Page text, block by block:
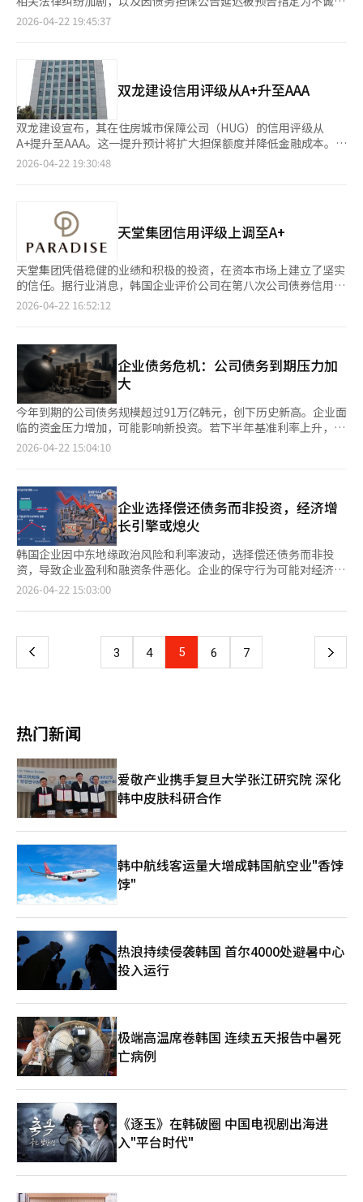
韩元，创下历史新高。金融当局为管理家庭债务，将卡公司家庭贷
款余额的增长率限制在1%至1.5%之间，远低于去年的目标。卡公
内人士指出，这种政策组合对盈利和资产管理构成了压力。尤其是
在银行贷款门槛提高的情况下，中低信用者的资金需求流向卡公
司，如果卡贷也受到限制，卡公司的贷款供应能力可能会受到影
响。尽管金融当局计划通过提供激励措施来推动中利率贷款的扩
大，但业内人士认为，在已经增加贷款的情况下，额外的激励效果
有限。一位卡公司关系人表示：“中利率贷款已经按照政策方向扩
大，如果同时限制卡贷，贷款运作将变得困难。”
公告公司，投资者情绪受到严重影响。根据韩国交易所的信息，截
集团结构的法律风险。STX集团的或有债务风险可能会成为现实。
STX绿色物流曾在2023年11月29日至2024年11月30日期间，为最
大股东的特殊关系人STX的贷款提供了1857亿韩元的债务担保。公
司于2023年9月1日从STX分立成立，根据公司法，与STX共同承担
分立前债务的连带责任。同时，STX绿色物流向首尔南部地方法院
对韩国产业银行提起了“债务不存在确认诉讼”，请求法院确认
2024年11月28日签署的STX相关连带担保合同中的担保债务不存
在。此外，公告风险也加剧了问题。韩国交易所通知STX绿色物
诚实公告公司。※ 本报道经人工智能（AI）系统翻译与编辑。
2026-04-22 19:45:37
双龙建设信用评级从A+升至AAA
双龙建设宣布，其在住房城市保障公司（HUG）的信用评级从
A+提升至AAA。这一提升预计将扩大担保额度并降低金融成本。在
建筑市场低迷和项目融资（PF）市场紧缩的情况下，双龙建设的
HUG信用评级不仅仅是评估，更是业务竞争力的关键。PF项目
中，评级影响担保规模和融资条件；在住宅项目中，评级影响分销
担保的发放与条件。资金环境越困难，信用评级的重要性越大。去
年，2740家评估企业中仅有13家获得AAA评级。双龙建设此次进
入这一优质企业行列，被认为是大型建筑公司中的一员。评级提升
后，双龙建设的担保额度大幅增加，今年总担保额度约为14.95万
亿韩元，比去年增加约5万亿韩元。这将扩大其在新开发项目、城
本也将减少。建筑公司在项目推进过程中使用各种担保，信用评级
提升将降低成本负担，有助于改善盈利能力。双龙建设表示，近期
的业绩改善和财务稳定性增强反映在此次评估中。公司在全球世亚
集团的支持下，连续三年实现盈利，并改善了债务偿还能力。双龙
建设在国内住宅项目、城市整修、改造以及海外建筑和土木工程项
目中具有竞争力。特别是在改造领域，双龙建设通过多项业绩扩大
了市场份额。此次信用评级提升被认为是其金融筹资能力增强的标
志。近期，建筑行业面临成本压力、未售出房屋增加、PF萎缩等
单。业内人士认为，双龙建设此次评级提升将使其在民间开发和整
修项目的竞标中占据更有利的位置。双龙建设的相关人士表示，自
并入全球世亚集团以来，公司盈利能力和财务实力得到改善，住宅
开发、整修和改造等领域的业务推进能力增强。此次获得AAA评级
被视为提升市场信任度的重要契机。※ 本报道经人工智能（AI）系
统翻译与编辑。
2026-04-22 19:30:48
天堂集团信用评级上调至A+
天堂集团凭借稳健的业绩和积极的投资，在资本市场上建立了坚实
的信任。据行业消息，韩国企业评价公司在第八次公司债券信用评
级中，将天堂集团的信用评级从原来的“A(积极)”上调至“A+(稳
动评级上调评级上调的主要原因包括：赌场客户需求增加带来的业
绩改善、酒店收购及新酒店建设带来的收入增长预期、基于财务稳
健性的投资扩展。去年，天堂集团的销售额达1.1499万亿韩元，同
比增长7.3%。日本VIP和普通客户的消费额双双上升，推动了整体
规模的扩大。尤其是收购仁川格兰德凯悦酒店西塔（501间客房）
等前瞻性投资，被认为是未来收入增长的关键动力。◆ 债务比率
84.4%&积极投资下的财务安全尽管进行了大规模投资，天堂集团
的财务指标仍保持在优良水平。首尔长忠洞旗舰酒店开发等新项目
其提供了支持。截至2025年，天堂集团的净借款较去年底减少610
亿韩元，降至3773亿韩元。债务比率为84.4%，借款依赖度仅为
29.5%，显示出非常稳定的财务结构。NICE信用评价关注到
以“天堂城市”综合度假村为中心的业绩持续性，以及通过新酒店
收购增强客户吸引力。资本支出和营运资金负担被认为在现金创造
能力范围内可控。天堂集团相关人士表示：“公司在业务表现和未
来价值方面获得了市场的高度评价”，并称“将基于上调的信用度
提高融资竞争力，为国内旅游业发展做出贡献”。
2026-04-22 16:52:12
企业债务危机：公司债务到期压力加
大
今年到期的公司债务规模超过91万亿韩元，创下历史新高。企业面
临的资金压力增加，可能影响新投资。若下半年基准利率上升，利
息负担将加剧，可能导致投资和就业减少，并引发金融市场不安。
额为57.8962万亿韩元，占总额的63.4%，偿还压力集中在年初。
大部分到期债务是在2020至2021年低利率环境下发行的。企业当
时为确保流动性大量发行债券，但随着基准利率上调和中东地缘政
治风险，市场环境发生了变化，企业需以更高利率再融资。最近，
韩国银行的降息趋势基本结束，加上外部因素如日本国债利率急
升，利率上行压力增加。上月23日，AA-级公司债3年期利率升至
4.197%，BBB-级升至9.979%。这种利率环境可能持续，市场预
计下半年韩国银行可能上调基准利率1至2次，企业的再融资利率将
更高，利息负担加重。利率上升和融资条件恶化使企业更关注短期
和设备投资，削弱长期竞争力，若再加上招聘减少和奖金下降，可
能导致家庭收入和消费能力下降。尤其是中小企业将面临更大压
息、回购压力，需在财务健康和股东回报间做出选择。专家认为，
的利息负担可能对投资、就业和消费产生复合冲击。资本市场研究
院研究员郑华英表示：“低信用企业在盈利和财务健康恶化时，利
息成本可能迅速增加。政策当局需密切监测脆弱企业的融资条件，
并及时应对市场不安。”※ 本报道经人工智能（AI）系统翻译与编
辑。
2026-04-22 15:04:10
企业选择偿还债务而非投资，经济增
长引擎或熄火
韩国企业因中东地缘政治风险和利率波动，选择偿还债务而非投
资，导致企业盈利和融资条件恶化。企业的保守行为可能对经济增
长产生负面影响。 市场恐慌，企业优先偿还债务根据韩国银行数
是企业通过公司债市场筹集资金的时期，但今年企业却专注于偿还
致成本压力增加，企业优先减少利息支出和增加现金储备。企业投
资减少引发恶性循环企业投资减少可能导致就业市场萎缩，进而影
国银行调查总管李钟雄表示，经济增长放缓源于企业盈利能力下降
和投资不足。※ 本报道经人工智能（AI）系统翻译与编辑。
2026-04-22 15:03:00
上
页
3 4 5 6 7 下
热门新闻
爱敬产业携手复旦大学张江研究院 深化
韩中皮肤科研合作
韩中航线客运量大增成韩国航空业"香饽
饽"
热浪持续侵袭韩国 首尔4000处避暑中心
投入运行
极端高温席卷韩国 连续五天报告中暑死
亡病例
《逐玉》在韩破圈 中国电视剧出海进
入"平台时代"